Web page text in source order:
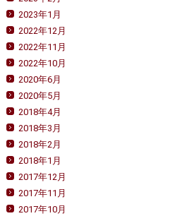
2023年1月
2022年12月
2022年11月
2022年10月
2020年6月
2020年5月
2018年4月
2018年3月
2018年2月
2018年1月
2017年12月
2017年11月
2017年10月